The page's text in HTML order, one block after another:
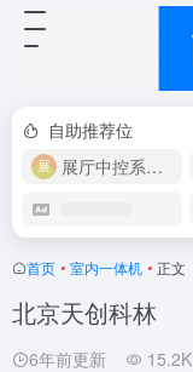
自助推荐位
展厅中控系统OEM
首页 • 室内一体机 • 正文
北京天创科林
6年前更新 15.2K